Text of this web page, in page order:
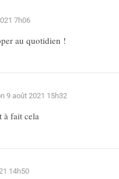
7h06
au quotidien !
9 août 2021 15h32
à fait cela
14h50